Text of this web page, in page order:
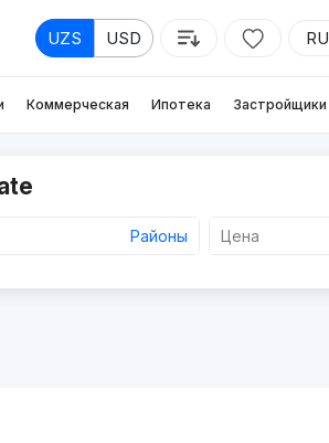
UZS USD RU
Коммерческая Ипотека Застройщики
Районы Цена